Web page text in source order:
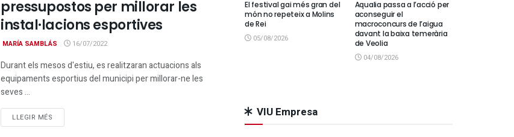
pressupostos per millorar les
instal·lacions esportives
MARÍA SAMBLÁS 16/07/2022
Durant els mesos d'estiu, es realitzaran actuacions als
equipaments esportius del municipi per millorar-ne les
seves ...
LLEGIR MÉS
El festival gai més gran del
món no repeteix a Molins
de Rei
05/08/2026
Aqualia passa a l’acció per
aconseguir el
macroconcurs de l’aigua
davant la baixa temerària
de Veolia
04/08/2026
VIU Empresa